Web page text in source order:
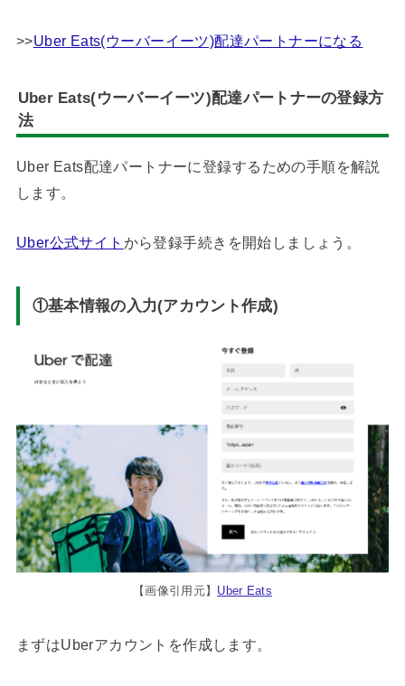
>>Uber Eats(ウーバーイーツ)配達パートナーになる
Uber Eats(ウーバーイーツ)配達パートナーの登録方
法
Uber Eats配達パートナーに登録するための手順を解説
します。
Uber公式サイト から登録手続きを開始しましょう。
①基本情報の入力(アカウント作成)
【画像引用元】 Uber Eats
まずはUberアカウントを作成します。